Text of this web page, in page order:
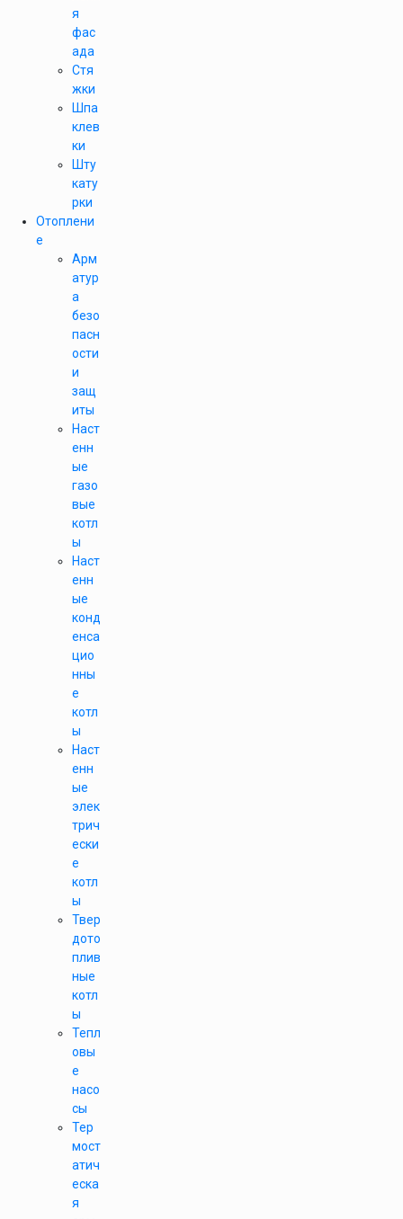
я
фас
ада
Стя
жки
Шпа
клев
ки
Шту
кату
рки
Отоплени
е
Арм
атур
а
безо
пасн
ости
и
защ
иты
Наст
енн
ые
газо
вые
котл
ы
Наст
енн
ые
конд
енса
цио
нны
е
котл
ы
Наст
енн
ые
элек
трич
ески
е
котл
ы
Твер
дото
плив
ные
котл
ы
Тепл
овы
е
насо
сы
Тер
мост
атич
еска
я